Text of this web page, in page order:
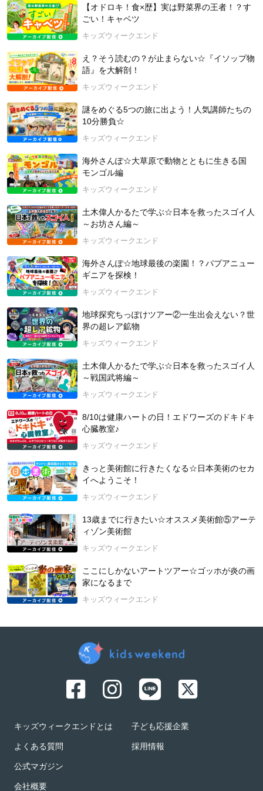
【ゲスト：⻑谷川 友美さん（映画監督）】
東京出⾝。⽇本⼤学芸術学部で映画制作を専攻後、撮影監督と
してキャリアをスタート。撮影を担当した短編映画「かの⼭」
は第78回ヴェネチア国際映画祭オリゾンティ短編部⾨にノミネ
ート。2021年、ドキュメンタリー映画「The Taste of Nature
世界で⼀番美味しいチョコレートの作り⽅」で初監督を務め、
カナダのPRPLForkFest映画祭で最優秀⻑編ドキュメンタリー
作⽬。一児の母。
【映画：「ここにいる、生きている。消えゆく海藻の森に導か
れて」（文部科学省選定作品（⻘年向き・成人向き・家庭向
き））】
海のゆりかごとも呼ばれる海藻。その海の命を育む「海藻の
森」が、近年、全国各地で急速に砂漠化している。このままで
は海の生態系全体の存続が危ぶまれる。地球温暖化が肌で感じ
られ、気候変動が進む今、私たちは「どんな未来」を次の世代
へ手渡してゆくのか。海と縁のなかった映画監督が導かれるよ
うに沿岸部を訪れ、子どもたち、漁師、研究者と語り合った。
海辺に住む人も、海のない街に住む人も必見のドキュメンタリ
ー。
★11/16（日）～11/22（土）「CINEMA AMIGO」（逗子市）
にて特別上映★
小さなお子さん歓迎。小学生以下は無料で鑑賞できます！
ps://cinema-amigo.com/2025/10/8569/
2025年11月16日開催
【オドロキ！食×歴】実は野菜界の王者！？す
ごい！キャベツ
キッズウィークエンド
え？そう読むの？が止まらない☆『イソップ物
語』を大解剖！
キッズウィークエンド
謎をめぐる5つの旅に出よう！人気講師たちの
10分勝負☆
キッズウィークエンド
海外さんぽ☆大草原で動物とともに生きる国
モンゴル編
キッズウィークエンド
土木偉人かるたで学ぶ☆日本を救ったスゴイ人
～お坊さん編～
キッズウィークエンド
海外さんぽ☆地球最後の楽園！？パプアニュー
ギニアを探検！
キッズウィークエンド
地球探究ちっぽけツアー②一生出会えない？世
界の超レア鉱物
キッズウィークエンド
土木偉人かるたで学ぶ☆日本を救ったスゴイ人
～戦国武将編～
キッズウィークエンド
8/10は健康ハートの日！エドワーズのドキドキ
心臓教室♪
キッズウィークエンド
きっと美術館に行きたくなる☆日本美術のセカ
イへようこそ！
キッズウィークエンド
13歳までに行きたい☆オススメ美術館⑤アーテ
ィゾン美術館
キッズウィークエンド
ここにしかないアートツアー☆ゴッホが炎の画
家になるまで
キッズウィークエンド
キッズウィークエンドとは
よくある質問
公式マガジン
会社概要
子ども応援企業
採用情報